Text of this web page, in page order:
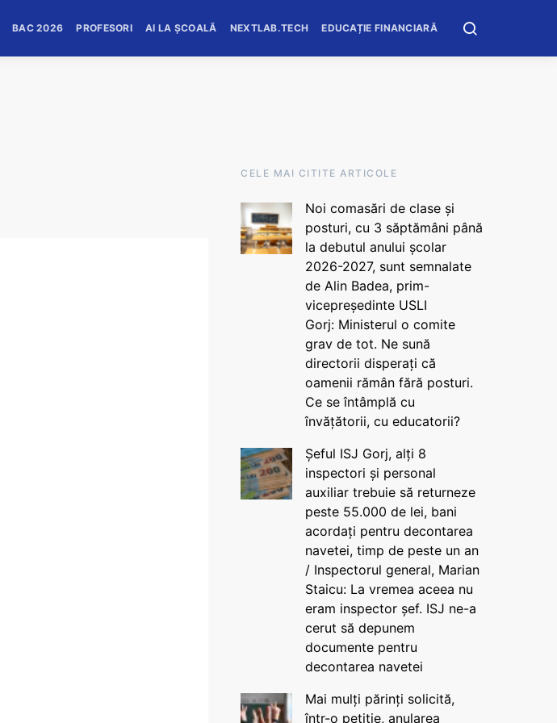
BAC 2026 PROFESORI AI LA ȘCOALĂ NEXTLAB.TECH EDUCAȚIE FINANCIARĂ
CELE MAI CITITE ARTICOLE
Noi comasări de clase și
posturi, cu 3 săptămâni până
la debutul anului școlar
2026-2027, sunt semnalate
de Alin Badea, prim-
vicepreședinte USLI
Gorj: Ministerul o comite
grav de tot. Ne sună
directorii disperați că
oamenii rămân fără posturi.
Ce se întâmplă cu
învățătorii, cu educatorii?
Șeful ISJ Gorj, alți 8
inspectori și personal
auxiliar trebuie să returneze
peste 55.000 de lei, bani
acordați pentru decontarea
navetei, timp de peste un an
/ Inspectorul general, Marian
Staicu: La vremea aceea nu
eram inspector șef. ISJ ne-a
cerut să depunem
documente pentru
decontarea navetei
Mai mulți părinți solicită,
într-o petiție, anularea